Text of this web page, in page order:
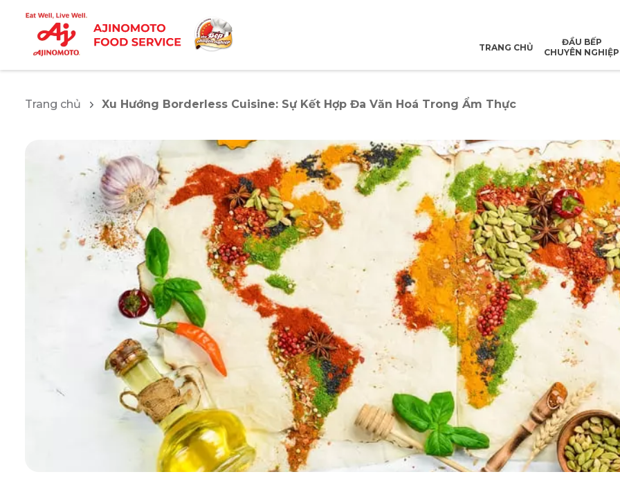
TRANG CHỦ
ĐẦU BẾP
CHUYÊN NGHIỆP
Trang chủ Xu Hướng Borderless Cuisine: Sự Kết Hợp Đa Văn Hoá Trong Ẩm Thực